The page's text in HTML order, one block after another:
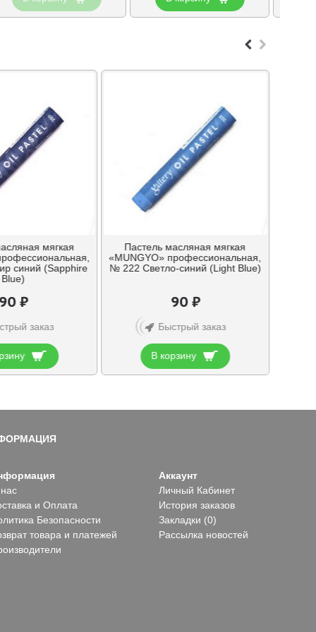
мягкая
синий (Sapphire
Blue)
90 ₽
заказ
Пастель масляная мягкая
«MUNGYO» профессиональная,
№ 222 Светло-синий (Light Blue)
90 ₽
Быстрый заказ
В корзину
и Оплата
Безопасности
товара и платежей
Аккаунт
Личный Кабинет
История заказов
Закладки (0)
Рассылка новостей